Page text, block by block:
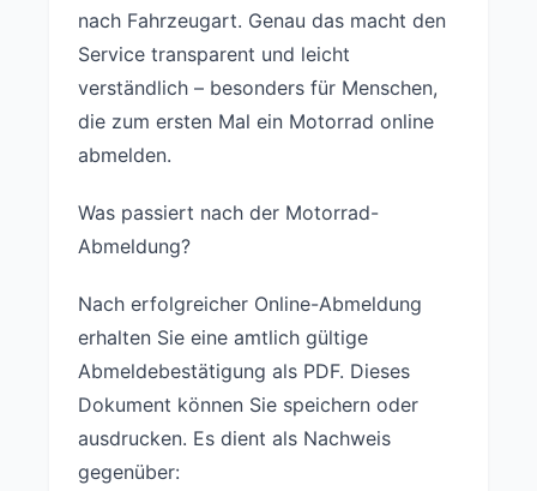
nach Fahrzeugart. Genau das macht den
Service transparent und leicht
verständlich – besonders für Menschen,
die zum ersten Mal ein Motorrad online
abmelden.
Was passiert nach der Motorrad-
Abmeldung?
Nach erfolgreicher Online-Abmeldung
erhalten Sie eine amtlich gültige
Abmeldebestätigung als PDF. Dieses
Dokument können Sie speichern oder
ausdrucken. Es dient als Nachweis
gegenüber: